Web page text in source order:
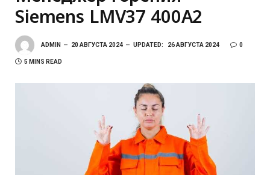
Siemens LMV37 400A2
ADMIN 20 АВГУСТА 2024 UPDATED: 26 АВГУСТА 2024 0
5 MINS READ